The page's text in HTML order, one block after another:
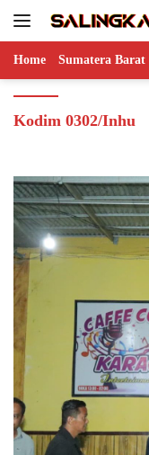
Home Sumatera Barat
Kodim 0302/Inhu